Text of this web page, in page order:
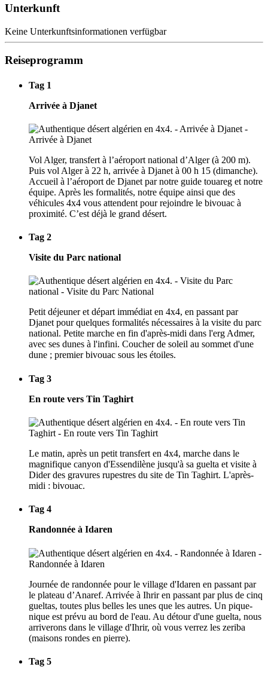
Unterkunft
Keine Unterkunftsinformationen verfügbar
Reiseprogramm
Tag 1
Arrivée à Djanet
Vol Alger, transfert à l’aéroport national d’Alger (à 200 m).
Puis vol Alger à 22 h, arrivée à Djanet à 00 h 15 (dimanche).
Accueil à l’aéroport de Djanet par notre guide touareg et notre
équipe. Après les formalités, notre équipe ainsi que des
véhicules 4x4 vous attendent pour rejoindre le bivouac à
proximité. C’est déjà le grand désert.
Tag 2
Visite du Parc national
Petit déjeuner et départ immédiat en 4x4, en passant par
Djanet pour quelques formalités nécessaires à la visite du parc
national. Petite marche en fin d'après-midi dans l'erg Admer,
avec ses dunes à l'infini. Coucher de soleil au sommet d'une
dune ; premier bivouac sous les étoiles.
Tag 3
En route vers Tin Taghirt
Le matin, après un petit transfert en 4x4, marche dans le
magnifique canyon d'Essendilène jusqu'à sa guelta et visite à
Dider des gravures rupestres du site de Tin Taghirt. L'après-
midi : bivouac.
Tag 4
Randonnée à Idaren
Journée de randonnée pour le village d'Idaren en passant par
le plateau d’Anaref. Arrivée à Ihrir en passant par plus de cinq
gueltas, toutes plus belles les unes que les autres. Un pique-
nique est prévu au bord de l'eau. Au détour d'une guelta, nous
arriverons dans le village d'Ihrir, où vous verrez les zeriba
(maisons rondes en pierre).
Tag 5